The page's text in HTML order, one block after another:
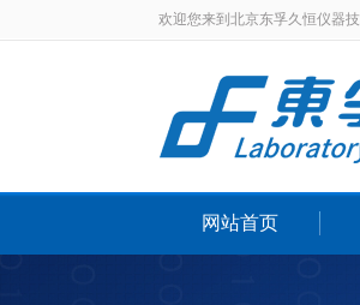
欢迎您来到北京东孚久恒仪器
网站首页